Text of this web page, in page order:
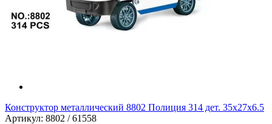
Конструктор металлический 8802 Полиция 314 дет. 35х27х6.5
Артикул: 8802 / 61558